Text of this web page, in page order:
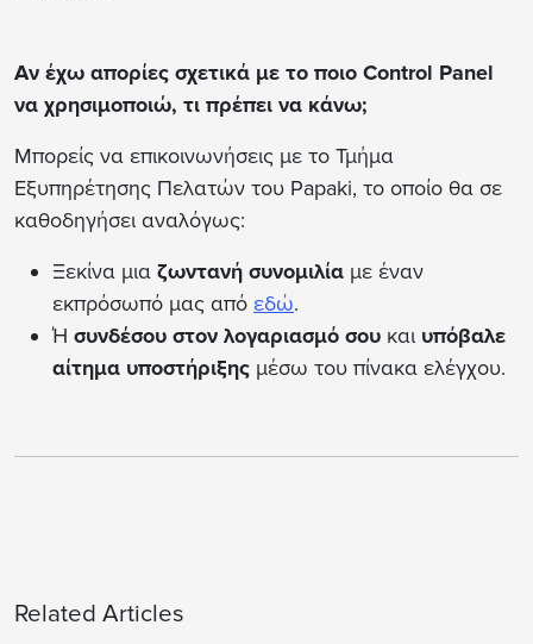
Αν έχω απορίες σχετικά με το ποιο Control Panel
να χρησιμοποιώ, τι πρέπει να κάνω;
Μπορείς να επικοινωνήσεις με το Τμήμα
Εξυπηρέτησης Πελατών του Papaki, το οποίο θα σε
καθοδηγήσει αναλόγως:
Ξεκίνα μια ζωντανή συνομιλία με έναν
εκπρόσωπό μας από εδώ.
Ή συνδέσου στον λογαριασμό σου και υπόβαλε
αίτημα υποστήριξης μέσω του πίνακα ελέγχου.
Related Articles